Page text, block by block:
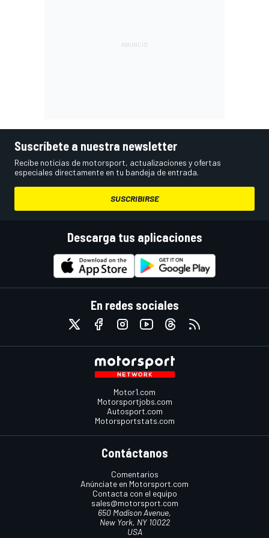
Suscríbete a nuestra newsletter
Recibe noticias de motorsport, actualizaciones y ofertas
especiales directamente en tu bandeja de entrada.
SUSCRIBIRSE
Descarga tus aplicaciones
En redes sociales
Motor1.com
Motorsportjobs.com
Autosport.com
Motorsportstats.com
Contáctanos
Comentarios
Anúnciate en Motorsport.com
Contacta con el equipo
sales@motorsport.com
650 Madison Avenue,
New York, NY 10022
USA